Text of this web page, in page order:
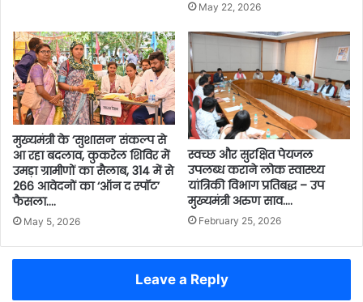
May 22, 2026
मुख्यमंत्री के ‘सुशासन’ संकल्प से
आ रहा बदलाव, कुकरेल शिविर में
उमड़ा ग्रामीणों का सैलाब, 314 में से
266 आवेदनों का ‘ऑन द स्पॉट’
फैसला….
May 5, 2026
स्वच्छ और सुरक्षित पेयजल
उपलब्ध कराने लोक स्वास्थ्य
यांत्रिकी विभाग प्रतिबद्ध – उप
मुख्यमंत्री अरुण साव….
February 25, 2026
Leave a Reply